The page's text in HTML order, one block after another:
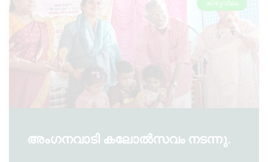
കിഴുവിലം
അംഗനവാടി കലോൽസവം നടന്നു.